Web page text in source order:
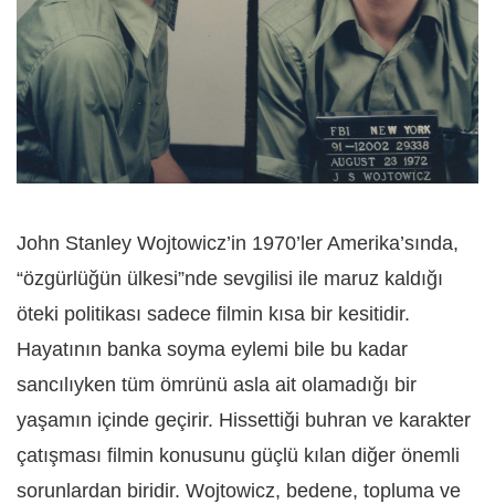
John Stanley Wojtowicz’in 1970’ler Amerika’sında,
“özgürlüğün ülkesi”nde sevgilisi ile maruz kaldığı
öteki politikası sadece filmin kısa bir kesitidir.
Hayatının banka soyma eylemi bile bu kadar
sancılıyken tüm ömrünü asla ait olamadığı bir
yaşamın içinde geçirir. Hissettiği buhran ve karakter
çatışması filmin konusunu güçlü kılan diğer önemli
sorunlardan biridir. Wojtowicz, bedene, topluma ve